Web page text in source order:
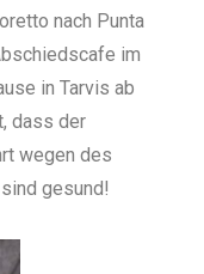
nach Punta
im
in Tarvis ab
dass der
wegen des
gesund!